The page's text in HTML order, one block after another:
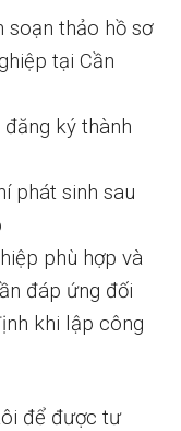
soạn thảo hồ sơ
tại Cần
ký thành
phát sinh sau
phù hợp và
đáp ứng đối
khi lập công
để được tư